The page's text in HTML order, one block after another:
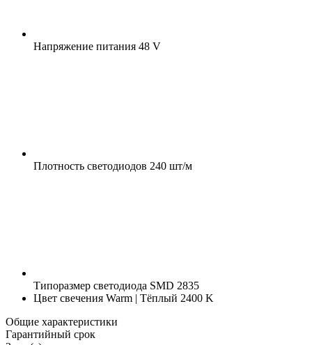
Напряжение питания 48 V
Плотность светодиодов 240 шт/м
Типоразмер светодиода SMD 2835
Цвет свечения Warm | Тёплый 2400 K
Общие характеристики
Гарантийный срок